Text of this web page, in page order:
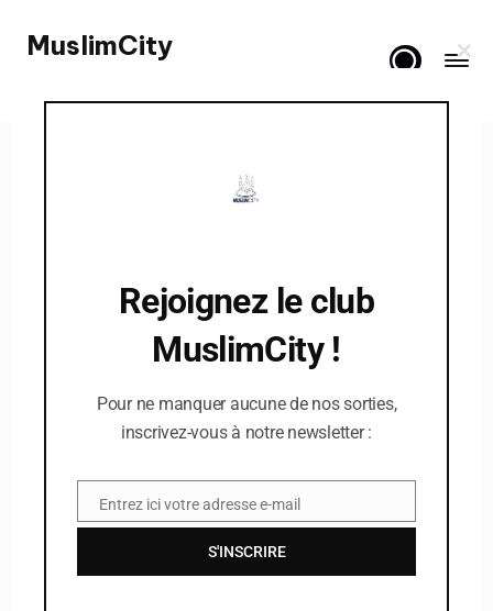
content
MuslimCity
À la une
LIRE L'ARTICLE
C
Rejoignez le club
MuslimCity !
Pour ne manquer aucune de nos sorties,
inscrivez-vous à notre newsletter :
Entrez ici votre adresse e-mail
S'INSCRIRE